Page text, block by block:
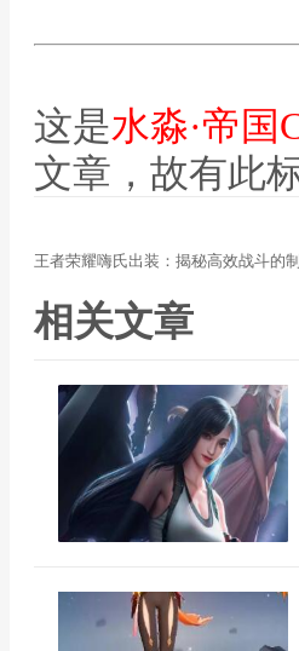
这是水淼·帝国
文章，故有此
王者荣耀嗨氏出装：揭秘高效战斗的
相关文章